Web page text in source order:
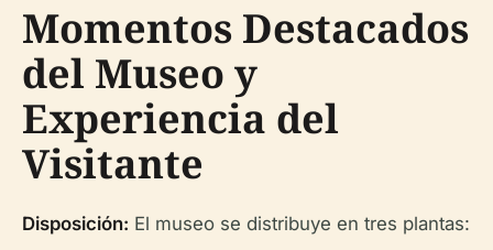
Momentos Destacados
del Museo y
Experiencia del
Visitante
Disposición: El museo se distribuye en tres plantas: